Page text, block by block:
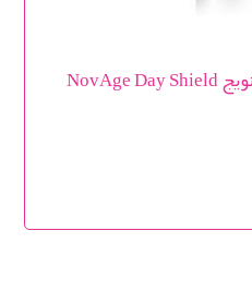
شیلد و ضدآفتاب پیشرفته نویج NovAge Day Shield